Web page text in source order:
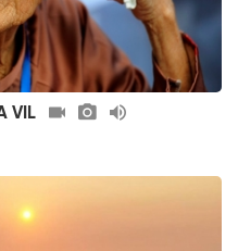
VIL